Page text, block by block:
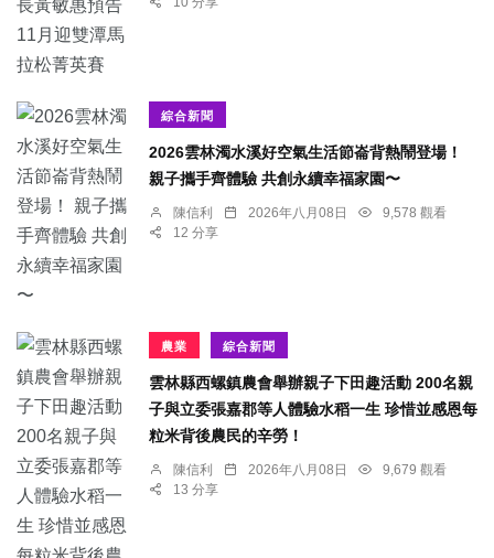
綜合新聞
2026雲林濁水溪好空氣生活節崙背熱鬧登場！
親子攜手齊體驗 共創永續幸福家園〜
陳信利 2026年八月08日
9,578 觀看
12 分享
農業 綜合新聞
雲林縣西螺鎮農會舉辦親子下田趣活動 200名親
子與立委張嘉郡等人體驗水稻一生 珍惜並感恩每
粒米背後農民的辛勞！
陳信利 2026年八月08日
9,679 觀看
13 分享